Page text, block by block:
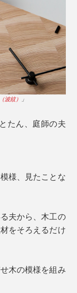
波紋） 」
たん、庭師の夫
様、見たことな
夫から、木工の
をそろえるだけ
木の模様を組み